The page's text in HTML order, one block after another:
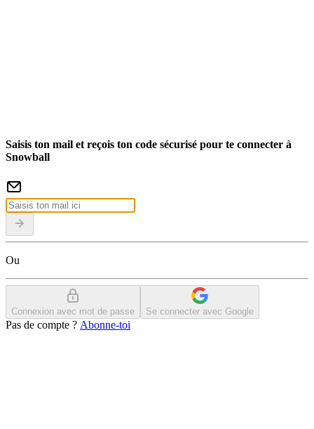
Saisis ton mail et reçois ton code sécurisé pour te connecter à
Snowball
Ou
Connexion avec mot de passe Se connecter avec Google
Pas de compte ? Abonne-toi